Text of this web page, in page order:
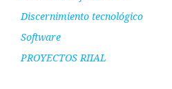
Discernimiento tecnológico
Software
PROYECTOS RIIAL